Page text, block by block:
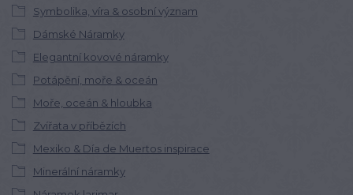
Symbolika, víra & osobní význam
Dámské Náramky
Elegantní kovové náramky
Potápění, moře & oceán
Moře, oceán & hloubka
Zvířata v příbězích
Mexiko & Día de Muertos inspirace
Minerální náramky